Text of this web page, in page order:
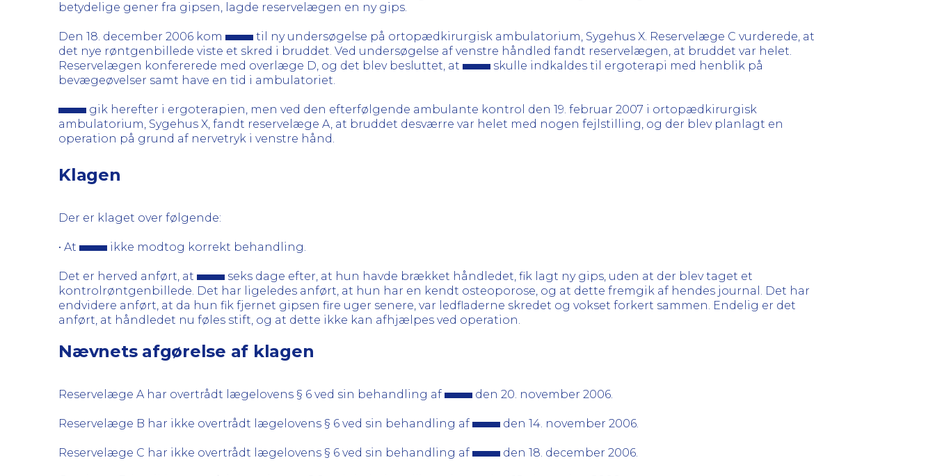
betydelige gener fra gipsen, lagde reservelægen en ny gips.
Den 18. december 2006 kom
til ny undersøgelse på ortopædkirurgisk ambulatorium, Sygehus X. Reservelæge C vurderede, at
det nye røntgenbillede viste et skred i bruddet. Ved undersøgelse af venstre håndled fandt reservelægen, at bruddet var helet.
Reservelægen konfererede med overlæge D, og det blev besluttet, at
skulle indkaldes til ergoterapi med henblik på
bevægeøvelser samt have en tid i ambulatoriet.
gik herefter i ergoterapien, men ved den efterfølgende ambulante kontrol den 19. februar 2007 i ortopædkirurgisk
ambulatorium, Sygehus X, fandt reservelæge A, at bruddet desværre var helet med nogen fejlstilling, og der blev planlagt en
operation på grund af nervetryk i venstre hånd.
Klagen
Der er klaget over følgende:
• At ikke modtog korrekt behandling.
Det er herved anført, at
seks dage efter, at hun havde brækket håndledet, fik lagt ny gips, uden at der blev taget et
kontrolrøntgenbillede. Det har ligeledes anført, at hun har en kendt osteoporose, og at dette fremgik af hendes journal. Det har
endvidere anført, at da hun fik fjernet gipsen fire uger senere, var ledfladerne skredet og vokset forkert sammen. Endelig er det
anført, at håndledet nu føles stift, og at dette ikke kan afhjælpes ved operation.
Nævnets afgørelse af klagen
Reservelæge A har overtrådt lægelovens § 6 ved sin behandling af den 20. november 2006.
Reservelæge B har ikke overtrådt lægelovens § 6 ved sin behandling af den 14. november 2006.
Reservelæge C har ikke overtrådt lægelovens § 6 ved sin behandling af den 18. december 2006.